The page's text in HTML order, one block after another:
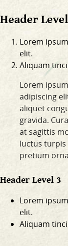
Header
Lorem
elit.
Aliquam
Lorem
adipiscing
aliquet
gravida.
at sagittis
luctus turpis
pretium
Header Level 3
Lorem
elit.
Aliquam